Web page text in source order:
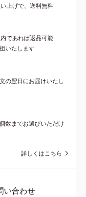
上げで、送料無料
であれば返品可能
いたします
の翌日にお届けいたし
数までお選びいただけ
詳しくはこちら
い合わせ